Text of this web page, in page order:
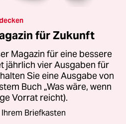
für Zukunft
Magazin für eine bessere
jährlich vier Ausgaben für
Sie eine Ausgabe von
Buch „Was wäre, wenn
Vorrat reicht).
Briefkasten